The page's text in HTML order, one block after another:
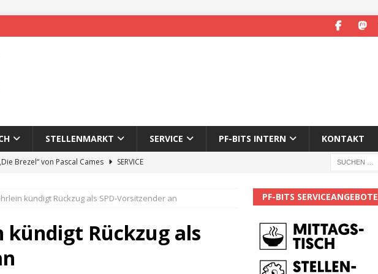
STELLENMARKT SERVICE PF-BITS INTERN KONTAKT
Brezel“ von Pascal Cames
SERVICE
des 65. Fasnetsumzugs Dillweißenstein
PF-BITS INTERN
Der Mann hinter PF-Bits lebt nicht mehr
kündigt Rückzug als SPD-Vorsitzender an
Rückzug als
PF-BITS SERVICEANGEBOTE